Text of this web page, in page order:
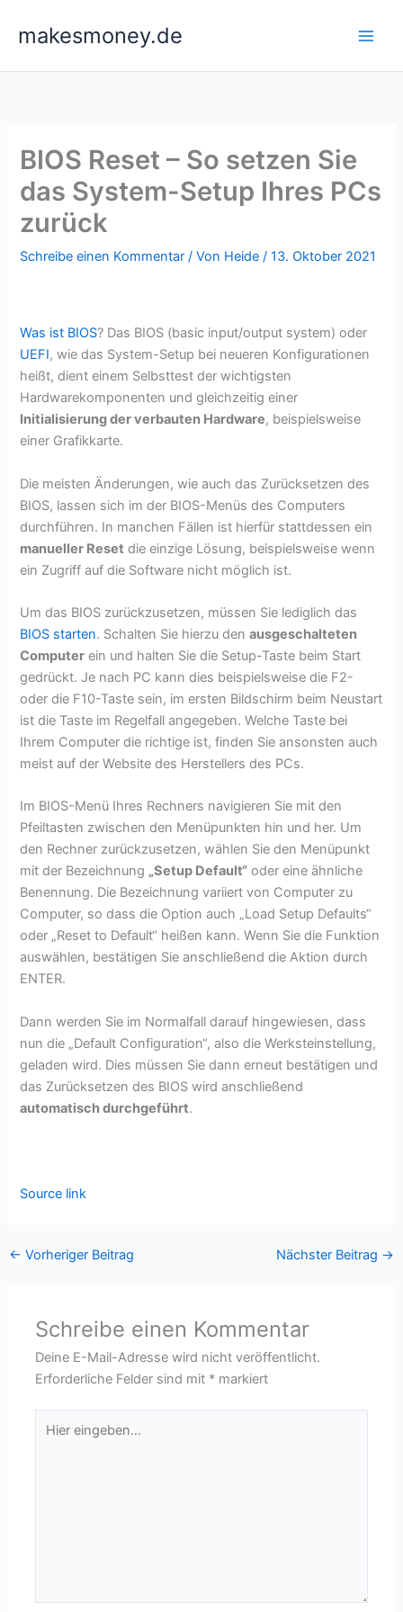
Inhaltmakesmoney.de
BIOS Reset – So setzen Sie
das System-Setup Ihres PCs
zurück
Schreibe einen Kommentar / Von Heide/13. Oktober 2021
Was ist BIOS? Das BIOS (basic input/output system) oder
UEFI, wie das System-Setup bei neueren Konfigurationen
heißt, dient einem Selbsttest der wichtigsten
Hardwarekomponenten und gleichzeitig einer
Initialisierung der verbauten Hardware, beispielsweise
einer Grafikkarte.
Die meisten Änderungen, wie auch das Zurücksetzen des
BIOS, lassen sich im der BIOS-Menüs des Computers
durchführen. In manchen Fällen ist hierfür stattdessen ein
manueller Reset die einzige Lösung, beispielsweise wenn
ein Zugriff auf die Software nicht möglich ist.
Um das BIOS zurückzusetzen, müssen Sie lediglich das
BIOS starten. Schalten Sie hierzu denausgeschalteten
Computer ein und halten Sie die Setup-Taste beim Start
gedrückt. Je nach PC kann dies beispielsweise die F2-
oder die F10-Taste sein, im ersten Bildschirm beim Neustart
ist die Taste im Regelfall angegeben. Welche Taste bei
Ihrem Computer die richtige ist, finden Sie ansonsten auch
meist auf der Website des Herstellers des PCs.
Im BIOS-Menü Ihres Rechners navigieren Sie mit den
Pfeiltasten zwischen den Menüpunkten hin und her. Um
den Rechner zurückzusetzen, wählen Sie den Menüpunkt
mit der Bezeichnung „Setup Default“ oder eine ähnliche
Benennung. Die Bezeichnung variiert von Computer zu
Computer, so dass die Option auch „Load Setup Defaults“
oder „Reset to Default“ heißen kann. Wenn Sie die Funktion
auswählen, bestätigen Sie anschließend die Aktion durch
ENTER.
Dann werden Sie im Normalfall darauf hingewiesen, dass
nun die „Default Configuration“, also die Werksteinstellung,
geladen wird. Dies müssen Sie dann erneut bestätigen und
das Zurücksetzen des BIOS wird anschließend
automatisch durchgeführt.
Source link
← Vorheriger Beitrag Nächster Beitrag →
Schreibe einen Kommentar
Deine E-Mail-Adresse wird nicht veröffentlicht.
Erforderliche Felder sind mit * markiert
eingeben…